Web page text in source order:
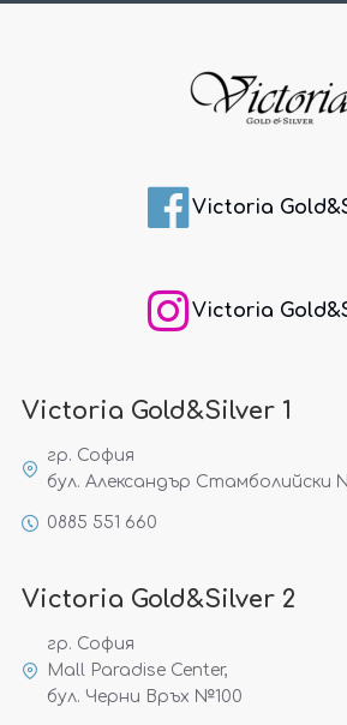
Victoria
Victoria
Victoria Gold&Silver 1
гр. София
бул. Александър Стамболийски
0885 551 660
Victoria Gold&Silver 2
гр. София
Mall Paradise Center,
бул. Черни Връх №100